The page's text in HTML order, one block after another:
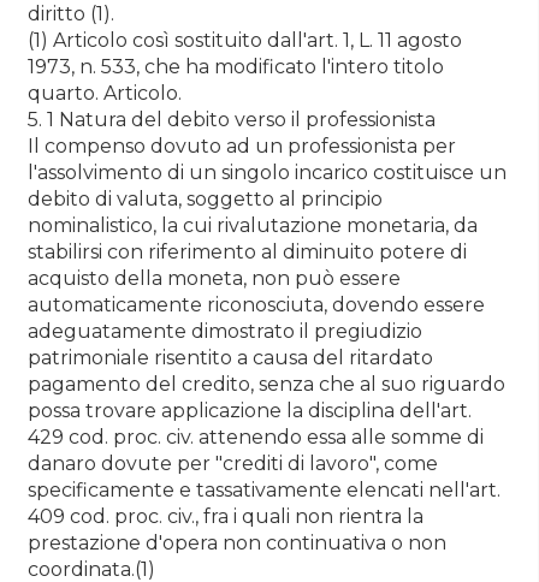
diritto (1).
(1) Articolo così sostituito dall'art. 1, L. 11 agosto
1973, n. 533, che ha modificato l'intero titolo
quarto. Articolo.
5. 1 Natura del debito verso il professionista
Il compenso dovuto ad un professionista per
l'assolvimento di un singolo incarico costituisce un
debito di valuta, soggetto al principio
nominalistico, la cui rivalutazione monetaria, da
stabilirsi con riferimento al diminuito potere di
acquisto della moneta, non può essere
automaticamente riconosciuta, dovendo essere
adeguatamente dimostrato il pregiudizio
patrimoniale risentito a causa del ritardato
pagamento del credito, senza che al suo riguardo
possa trovare applicazione la disciplina dell'art.
429 cod. proc. civ. attenendo essa alle somme di
danaro dovute per "crediti di lavoro", come
specificamente e tassativamente elencati nell'art.
409 cod. proc. civ., fra i quali non rientra la
prestazione d'opera non continuativa o non
coordinata.(1)